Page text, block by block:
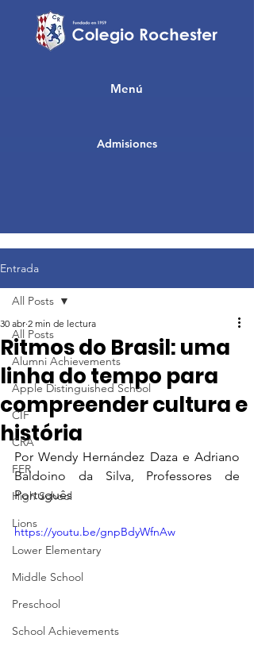
Admisiones
Menú
Entrada
All Posts
Alumni Achievements
Apple Distinguished School
CIF
CRA
FER
High School
Lions
Lower Elementary
Middle School
Preschool
School Achievements
All Posts
Ritmos do Brasil: uma
linha do tempo para
compreender cultura e
história
30 abr 2 min de lectura
Por Wendy Hernández Daza e Adriano
Baldoino da Silva, Professores de
Português
https://youtu.be/gnpBdyWfnAw